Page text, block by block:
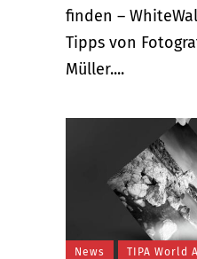
finden –
Tipps von
Müller....
News TIPA World